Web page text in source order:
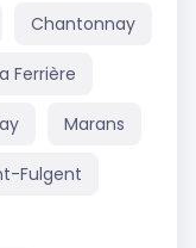
Chantonnay
Ferrière
Marans
Fulgent